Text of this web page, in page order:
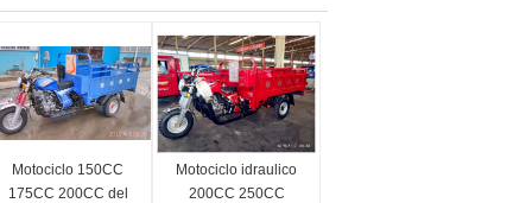
Motociclo 150CC
175CC 200CC del
Motociclo idraulico
200CC 250CC